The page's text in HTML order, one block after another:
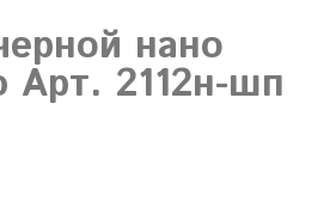
нано
2112н-шп